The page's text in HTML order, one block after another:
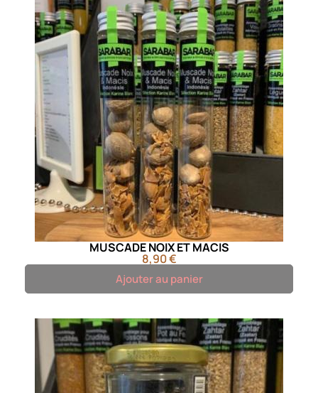
MUSCADE NOIX ET MACIS
8,90 €
Ajouter au panier